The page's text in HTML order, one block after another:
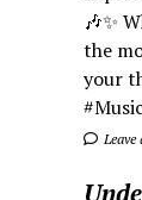
🎶✨
the
your